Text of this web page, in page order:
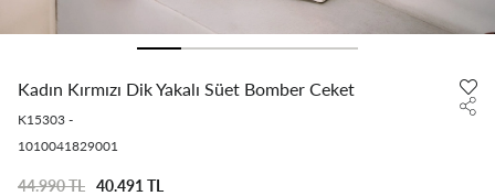
Kadın Kırmızı Dik Yakalı Süet Bomber Ceket
K15303 -
1010041829001
44.990 TL 40.491 TL